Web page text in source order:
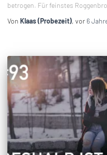
betrogen. Für feinstes
Von Klaas (Probezeit), vor 6